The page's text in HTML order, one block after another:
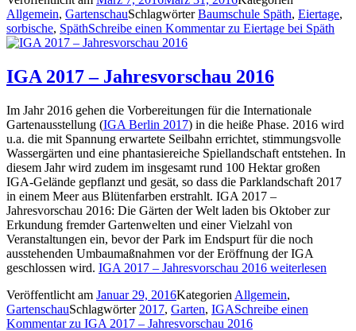
Allgemein, GartenschauSchlagwörterBaumschule Späth, Eiertage,
sorbische, SpäthSchreibe einen Kommentarzu Eiertage bei Späth
IGA 2017 – Jahresvorschau 2016
Im Jahr 2016 gehen die Vorbereitungen für die Internationale
Gartenausstellung (IGA Berlin 2017) in die heiße Phase. 2016 wird
u.a. die mit Spannung erwartete Seilbahn errichtet, stimmungsvolle
Wassergärten und eine phantasiereiche Spiellandschaft entstehen. In
diesem Jahr wird zudem im insgesamt rund 100 Hektar großen
IGA-Gelände gepflanzt und gesät, so dass die Parklandschaft 2017
in einem Meer aus Blütenfarben erstrahlt. IGA 2017 –
Jahresvorschau 2016: Die Gärten der Welt laden bis Oktober zur
Erkundung fremder Gartenwelten und einer Vielzahl von
Veranstaltungen ein, bevor der Park im Endspurt für die noch
ausstehenden Umbaumaßnahmen vor der Eröffnung der IGA
geschlossen wird. IGA 2017 – Jahresvorschau 2016 weiterlesen
Veröffentlicht am Januar 29, 2016Kategorien Allgemein,
GartenschauSchlagwörter 2017, Garten, IGASchreibe einen
Kommentarzu IGA 2017 – Jahresvorschau 2016